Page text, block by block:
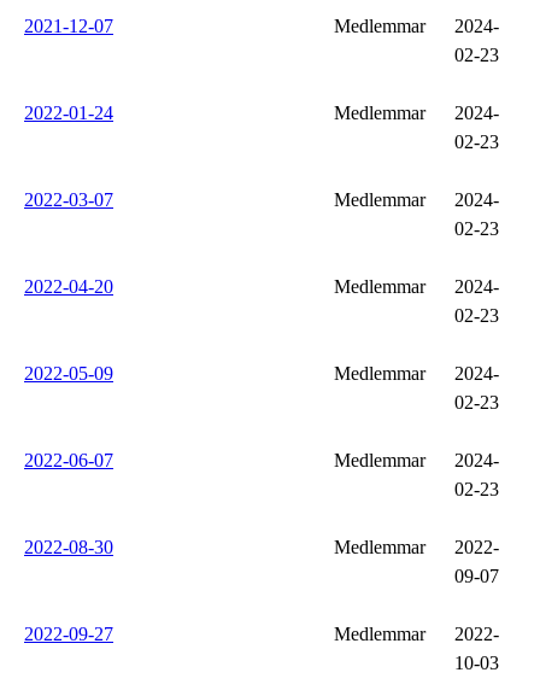
2021-12-07 Medlemmar
2024-
02-23
2022-01-24 Medlemmar
2024-
02-23
2022-03-07 Medlemmar
2024-
02-23
2022-04-20 Medlemmar
2024-
02-23
2022-05-09 Medlemmar
2024-
02-23
2022-06-07 Medlemmar
2024-
02-23
2022-08-30 Medlemmar
2022-
09-07
2022-09-27 Medlemmar
2022-
10-03